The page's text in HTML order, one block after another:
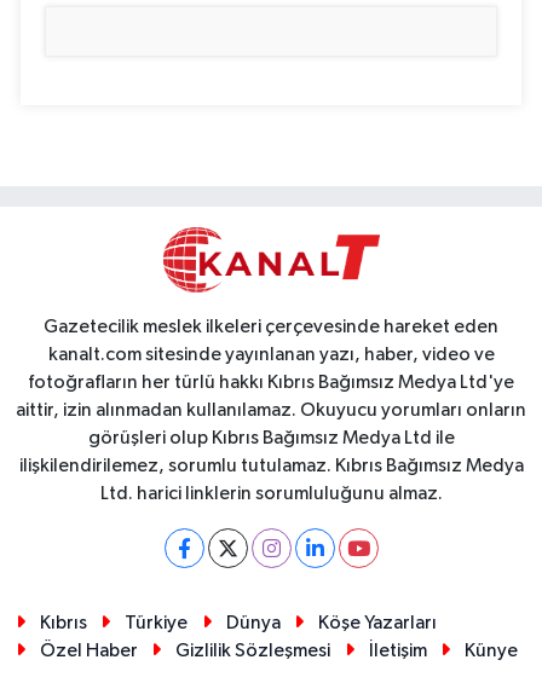
Gazetecilik meslek ilkeleri çerçevesinde hareket eden
kanalt.com sitesinde yayınlanan yazı, haber, video ve
fotoğrafların her türlü hakkı Kıbrıs Bağımsız Medya Ltd'ye
aittir, izin alınmadan kullanılamaz. Okuyucu yorumları onların
görüşleri olup Kıbrıs Bağımsız Medya Ltd ile
ilişkilendirilemez, sorumlu tutulamaz. Kıbrıs Bağımsız Medya
Ltd. harici linklerin sorumluluğunu almaz.
Kıbrıs Türkiye Dünya
Köşe Yazarları
Özel Haber
Gizlilik Sözleşmesi İletişim Künye